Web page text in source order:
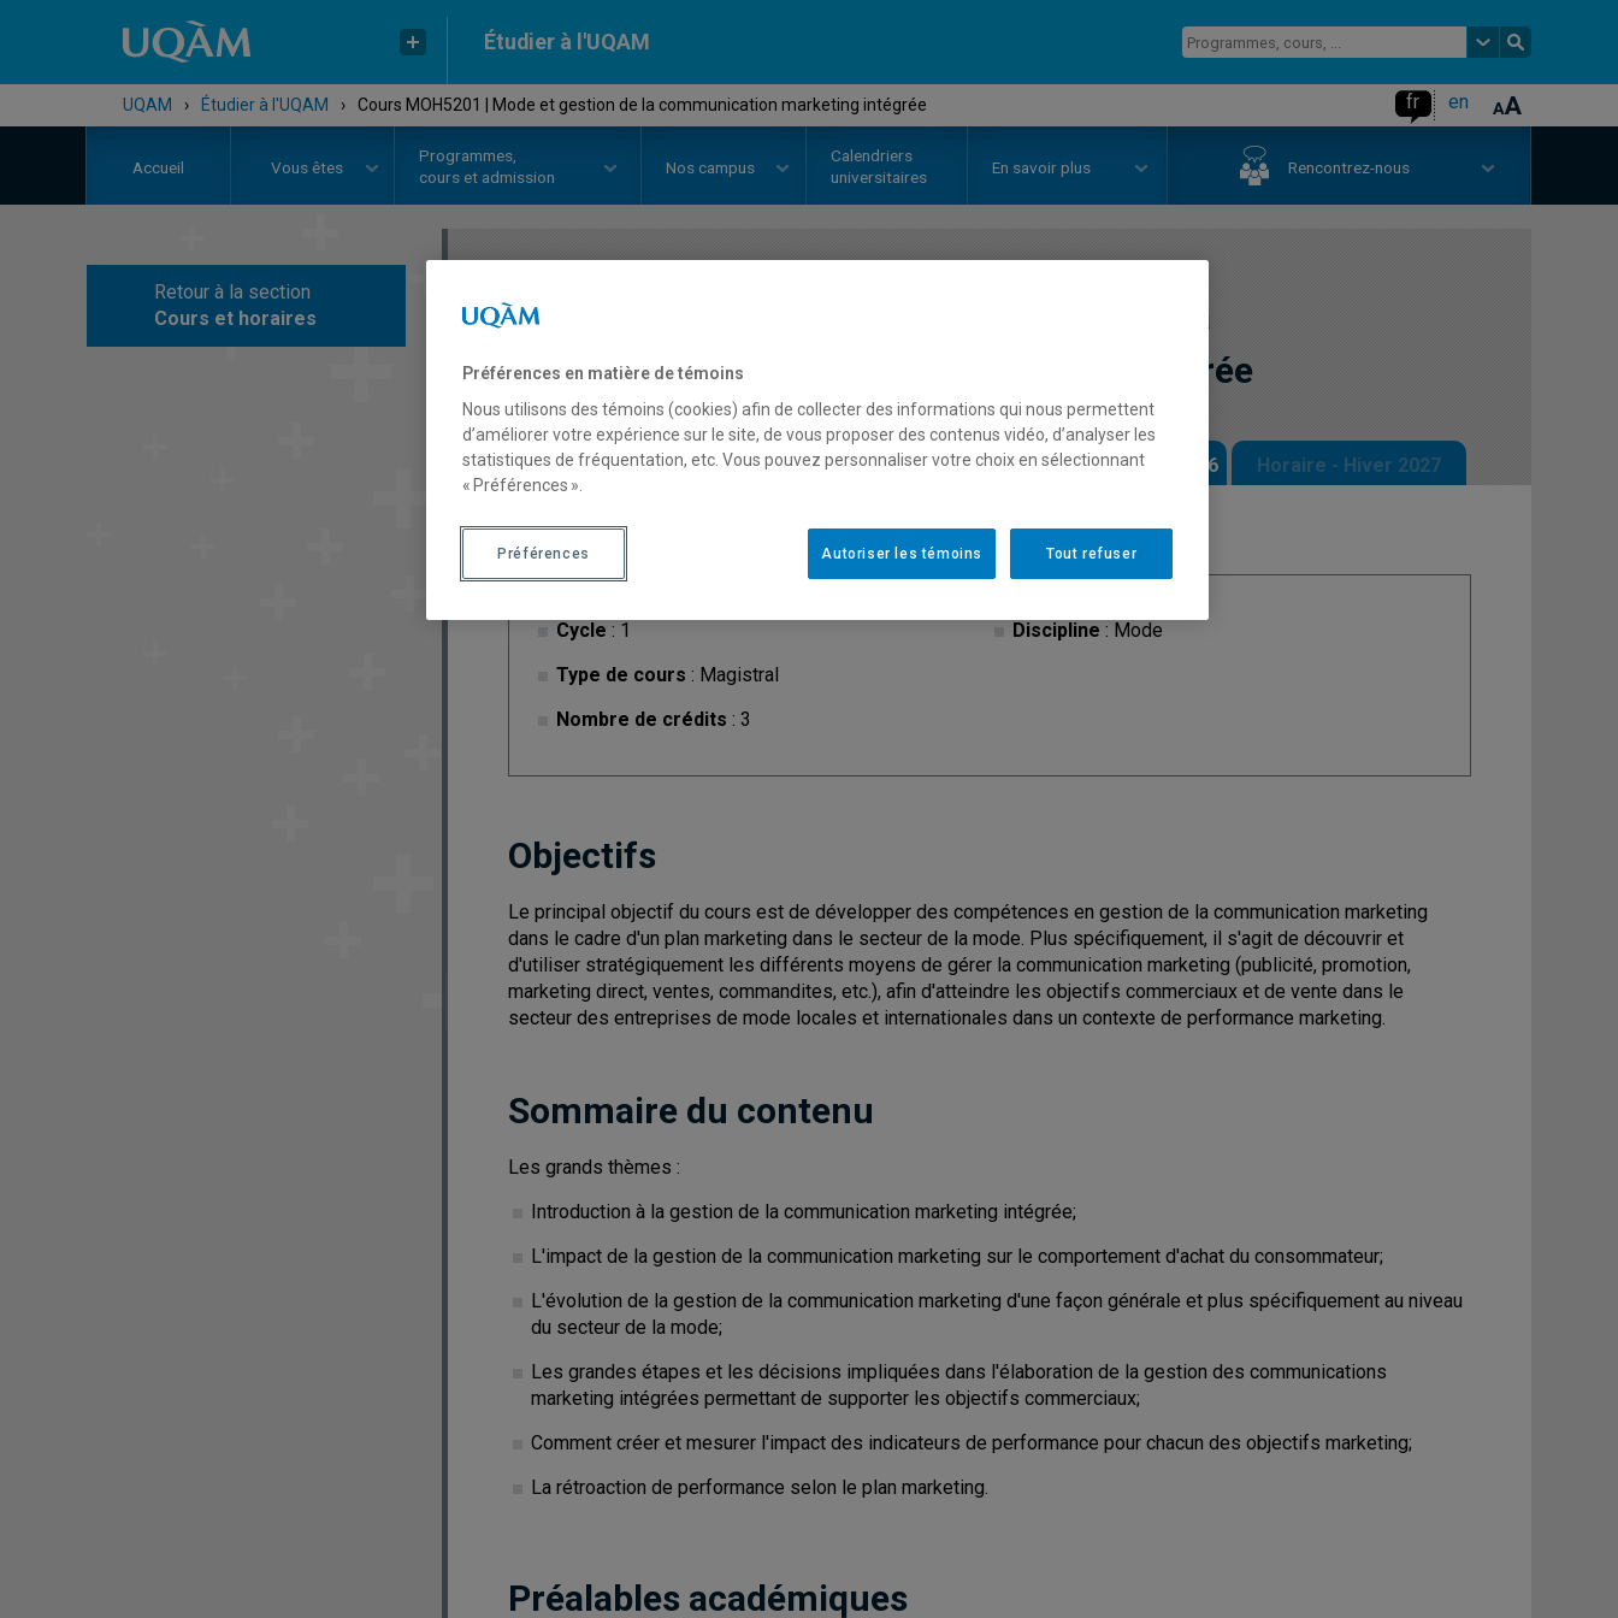
Étudier à l'UQAM
UQAM › Étudier à l'UQAM › Cours MOH5201 | Mode et gestion de la communication marketing intégrée fr en
Accueil Vous êtes
Programmes,
cours et admission
Nos campus
Calendriers
universitaires
En savoir plus Rencontrez-nous
Retour à la section
Cours et horaires
COURS
Mode et gestion de la
communication marketing intégrée
Description Horaire - Été 2026 Horaire - Automne 2026 Horaire - Hiver 2027
Cycle : 1
Type de cours : Magistral
Nombre de crédits : 3
Discipline : Mode
Objectifs
Le principal objectif du cours est de développer des compétences en gestion de la communication marketing
dans le cadre d'un plan marketing dans le secteur de la mode. Plus spécifiquement, il s'agit de découvrir et
d'utiliser stratégiquement les différents moyens de gérer la communication marketing (publicité, promotion,
marketing direct, ventes, commandites, etc.), afin d'atteindre les objectifs commerciaux et de vente dans le
secteur des entreprises de mode locales et internationales dans un contexte de performance marketing.
Sommaire du contenu
Les grands thèmes :
Introduction à la gestion de la communication marketing intégrée;
L'impact de la gestion de la communication marketing sur le comportement d'achat du consommateur;
L'évolution de la gestion de la communication marketing d'une façon générale et plus spécifiquement au niveau
du secteur de la mode;
Les grandes étapes et les décisions impliquées dans l'élaboration de la gestion des communications
marketing intégrées permettant de supporter les objectifs commerciaux;
Comment créer et mesurer l'impact des indicateurs de performance pour chacun des objectifs marketing;
La rétroaction de performance selon le plan marketing.
Préalables académiques
Préférences en matière de témoins
Nous utilisons des témoins (cookies) afin de collecter des informations qui nous permettent
d’améliorer votre expérience sur le site, de vous proposer des contenus vidéo, d’analyser les
statistiques de fréquentation, etc. Vous pouvez personnaliser votre choix en sélectionnant
« Préférences ».
Tout refuser
Autoriser les témoins
Préférences